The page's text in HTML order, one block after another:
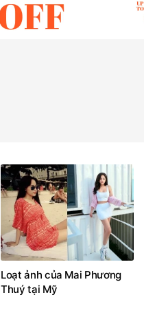
Loạt ảnh của Mai Phương
Thuý tại Mỹ